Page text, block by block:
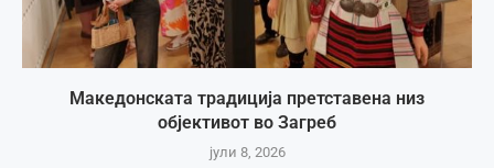
Македонската традиција претставена низ
објективот во Загреб
јули 8, 2026